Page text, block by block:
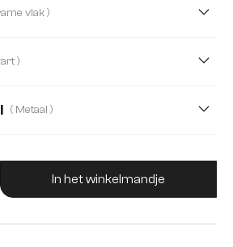
( Sledeframe vlak )
( Zwart )
( Metaal )
Voer de
In het winkelmandje